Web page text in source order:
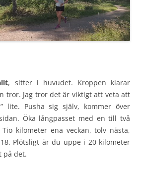
, sitter i huvudet. Kroppen klarar
tror. Jag tror det är viktigt att veta att
lite. Pusha sig själv, kommer över
Öka långpasset med en till två
kilometer ena veckan, tolv nästa,
Plötsligt är du uppe i 20 kilometer
på det.